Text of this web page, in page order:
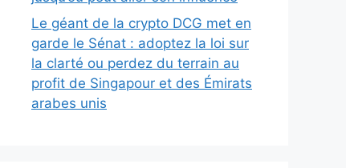
Le géant de la crypto DCG met en
garde le Sénat : adoptez la loi sur
la clarté ou perdez du terrain au
profit de Singapour et des Émirats
arabes unis